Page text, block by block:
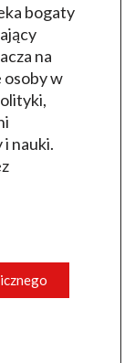
bogaty
na
osoby w
nauki.